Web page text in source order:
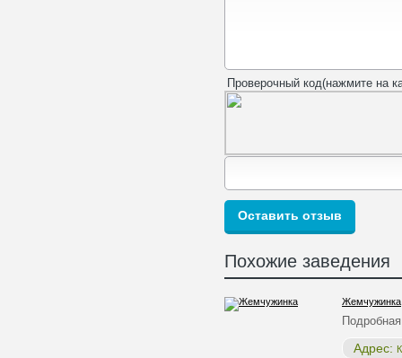
Проверочный код(нажмите на
Похожие заведения
Жемчужинка
Адрес: